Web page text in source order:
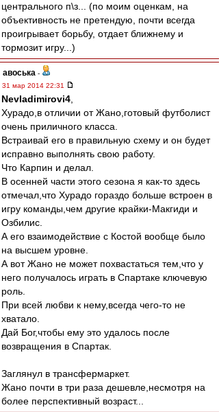
центрального п\з... (по моим оценкам, на
объективность не претендую, почти всегда
проигрывает борьбу, отдает ближнему и
тормозит игру...)
авоська -
31 мар 2014 22:31
Nevladimirovi4
Хурадо,в отличии от Жано,готовый футболист
очень приличного класса.
Встраивай его в правильную схему и он будет
исправно выполнять свою работу.
Что Карпин и делал.
В осенней части этого сезона я как-то здесь
отмечал,что Хурадо гораздо больше встроен в
игру команды,чем другие крайки-Макгиди и
Озбилис.
А его взаимодействие с Костой вообще было
на высшем уровне.
А вот Жано не может похвастаться тем,что у
него получалось играть в Спартаке ключевую
роль.
При всей любви к нему,всегда чего-то не
хватало.
Дай Бог,чтобы ему это удалось после
возвращения в Спартак.
Заглянул в трансфермаркет.
Жано почти в три раза дешевле,несмотря на
более перспективный возраст...